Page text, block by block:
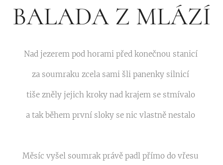
BALADA Z MLÁZÍ
Nad jezerem pod horami před konečnou stanicí
za soumraku zcela sami šli panenky silnicí
tiše zněly jejich kroky nad krajem se stmívalo
a tak během první sloky se nic vlastně nestalo
Měsíc vyšel soumrak právě padl přímo do vřesu